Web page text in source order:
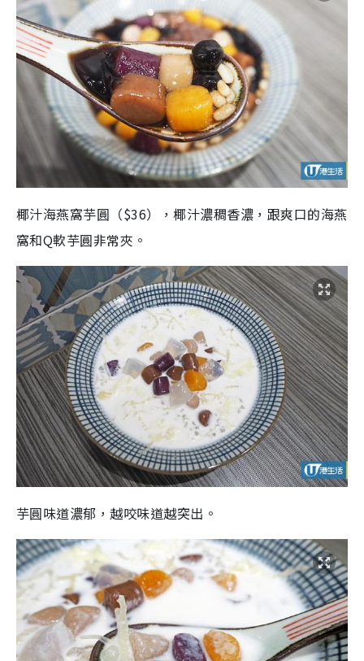
椰汁海燕窩芋圓（$36），椰汁濃稠香濃，跟爽口的海燕
窩和Q軟芋圓非常夾。
芋圓味道濃郁，越咬味道越突出。